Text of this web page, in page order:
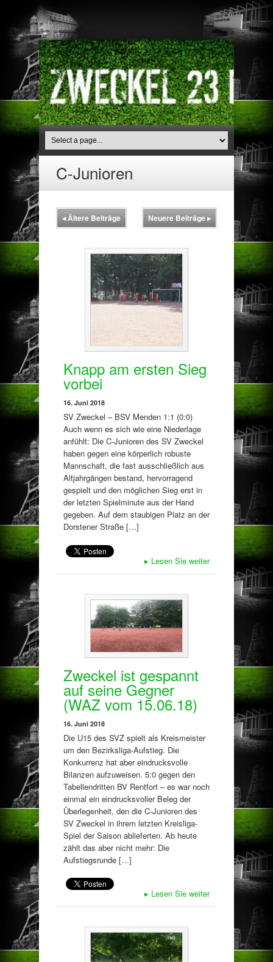
C-Junioren
◂Ältere Beiträge Neuere Beiträge▸
Knapp am ersten Sieg
vorbei
16. Juni 2018
SV Zweckel – BSV Menden 1:1 (0:0)
Auch wenn es sich wie eine Niederlage
anfühlt: Die C-Junioren des SV Zweckel
haben gegen eine körperlich robuste
Mannschaft, die fast ausschließlich aus
Altjahrgängen bestand, hervorragend
gespielt und den möglichen Sieg erst in
der letzten Spielminute aus der Hand
gegeben. Auf dem staubigen Platz an der
Dorstener Straße […]
▸ Lesen Sie weiter
Zweckel ist gespannt
auf seine Gegner
(WAZ vom 15.06.18)
16. Juni 2018
Die U15 des SVZ spielt als Kreismeister
um den Bezirksliga-Aufstieg. Die
Konkurrenz hat aber eindrucksvolle
Bilanzen aufzuweisen. 5:0 gegen den
Tabellendritten BV Rentfort – es war noch
einmal ein eindrucksvoller Beleg der
Überlegenheit, den die C-Junioren des
SV Zweckel in ihrem letzten Kreisliga-
Spiel der Saison ablieferten. Ab heute
zählt das aber nicht mehr: Die
Aufstiegsrunde […]
▸ Lesen Sie weiter